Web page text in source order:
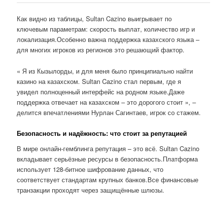
Как видно из таблицы, Sultan Cazino выигрывает по
ключевым параметрам: скорость выплат, количество игр и
локализация.Особенно важна поддержка казахского языка –
для многих игроков из регионов это решающий фактор.
« Я из Кызылорды, и для меня было принципиально найти
казино на казахском. Sultan Cazino стал первым, где я
увидел полноценный интерфейс на родном языке.Даже
поддержка отвечает на казахском – это дорогого стоит », –
делится впечатлениями Нурлан Сагинтаев, игрок со стажем.
Безопасность и надёжность: что стоит за репутацией
В мире онлайн-гемблинга репутация – это всё. Sultan Cazino
вкладывает серьёзные ресурсы в безопасность.Платформа
использует 128-битное шифрование данных, что
соответствует стандартам крупных банков.Все финансовые
транзакции проходят через защищённые шлюзы.